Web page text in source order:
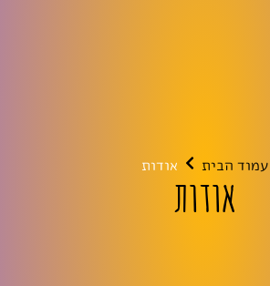
עמוד הבית אודות
אודות